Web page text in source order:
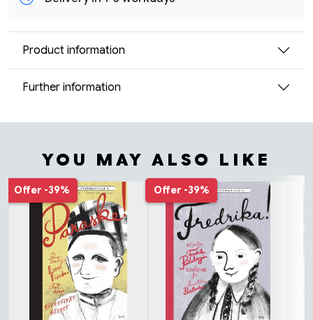
Product information
Further information
YOU MAY ALSO LIKE
Tuoteluettelon alku
Offer -39% Offer -39%